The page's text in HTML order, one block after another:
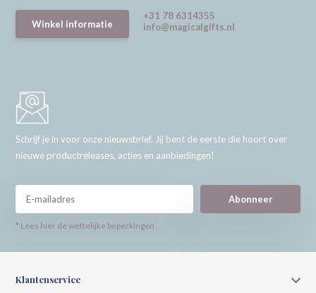
Winkel informatie
+31 78 6314355
info@magicalgifts.nl
Schrijf je in voor onze nieuwsbrief. Jij bent de eerste die hoort over
nieuwe productreleases, acties en aanbiedingen!
Abonneer
* Lees hier de wettelijke beperkingen
Klantenservice